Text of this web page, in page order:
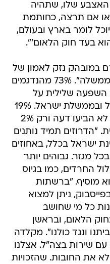
האצבע שלו, שתהיה
אם תרצה, כחותמת
לומר בארץ ובעולם,
בעד חוק הלאום'".
במובהק נזק לאמון של
החברה הדרוזית במדינה ובממשלה". 73% מהנדגמים
השפעה שלילית על
האמון שלהם במדינת ישראל ובממשלת ישראל. 19%
אמרו כי אין לו השפעה, 6% לא הביעו דעה ורק 2%
"הדרוזים תמיד נותנים
ישראל בכלל, באחוזים
מגזר. גבוהים יותר
החרדים, כמו בגיוס
מוסיף. "ברשתות
ניתן למצוא
כל מי שחושב
הלאום, ובראשן
ונגד כולנו". מקלדה
עם שירות בצה"ל. אצלנו
את החובות. שהזכויות